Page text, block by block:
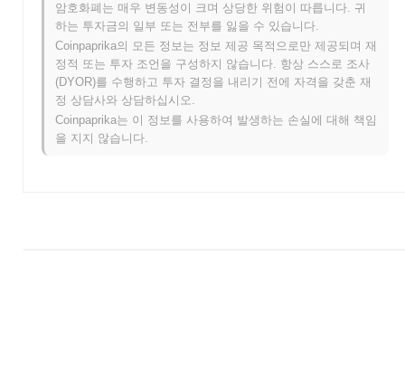
ZenithZephyr는 현재 ATH보다~0.00%낮게 거래되고 있습니다 .
ZenithZephyr는 더 넓은 암호화폐 시장과 비교하여 어
떤 성과를 내고 있나요?
지난 7일 동안 ZenithZephyr는
기록한 전체 암호화폐 시장을 앞질렀습니다. 이는 더 넓은 시장 모
멘텀과 비교하여 ZZP의 가격 움직임에서 강력한 성과를 나타냅니
다.
암호화폐는 매우 변동성이 크며 상당한 위험이 따릅니다. 귀
하는 투자금의 일부 또는 전부를 잃을 수 있습니다.
Coinpaprika의 모든 정보는 정보 제공 목적으로만 제공되며 재
정적 또는 투자 조언을 구성하지 않습니다. 항상 스스로 조사
(DYOR)를 수행하고 투자 결정을 내리기 전에 자격을 갖춘 재
정 상담사와 상담하십시오.
Coinpaprika는 이 정보를 사용하여 발생하는 손실에 대해 책임
을 지지 않습니다.